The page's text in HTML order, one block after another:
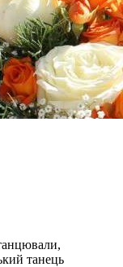
танець